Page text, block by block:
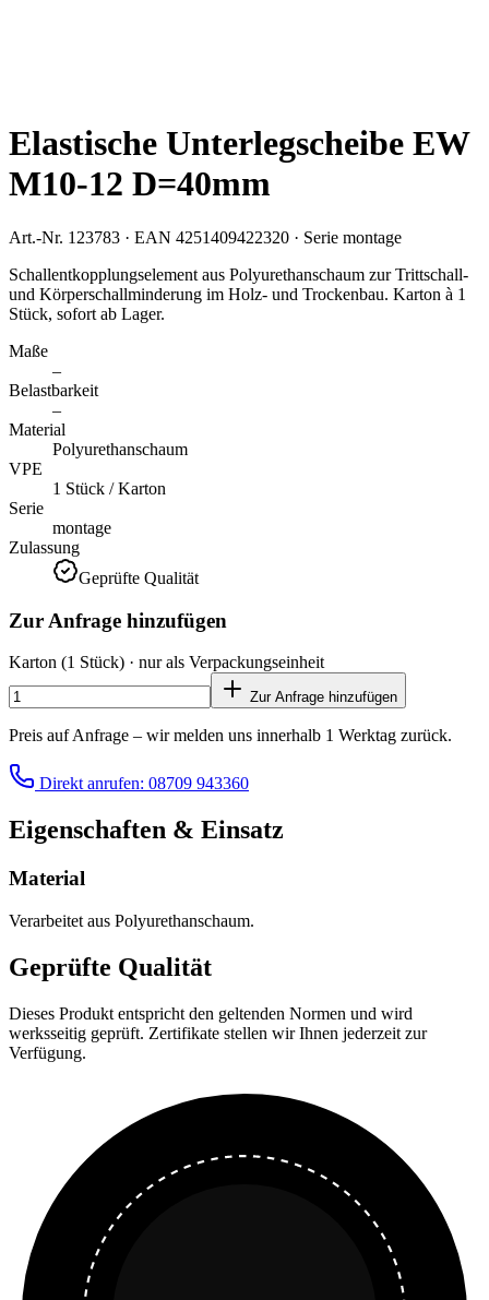
Elastische Unterlegscheibe EW
M10-12 D=40mm
Art.-Nr. 123783 · EAN 4251409422320 · Serie montage
Schallentkopplungselement aus Polyurethanschaum zur Trittschall-
und Körperschallminderung im Holz- und Trockenbau. Karton à 1
Stück, sofort ab Lager.
Maße
–
Belastbarkeit
–
Material
Polyurethanschaum
VPE
1 Stück / Karton
Serie
montage
Zulassung
Geprüfte Qualität
Zur Anfrage hinzufügen
Karton (1 Stück) · nur als Verpackungseinheit
Zur Anfrage hinzufügen
Preis auf Anfrage – wir melden uns innerhalb 1 Werktag zurück.
Direkt anrufen: 08709 943360
Eigenschaften & Einsatz
Material
Verarbeitet aus Polyurethanschaum.
Geprüfte Qualität
Dieses Produkt entspricht den geltenden Normen und wird
werksseitig geprüft. Zertifikate stellen wir Ihnen jederzeit zur
Verfügung.